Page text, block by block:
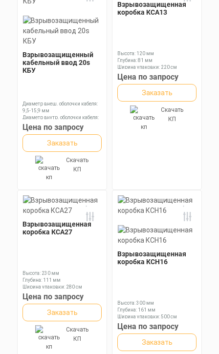
Взрывозащищенный
кабельный ввод 20s
КБУ
Диаметр внеш. оболочки кабеля:
9,5-15,9 мм
Диаметр внутр. оболочки кабеля:
6,1-11,7 мм
Длина: 84,3 мм
Цена по запросу
Заказать
Скачать
КП
Взрывозащищенная
коробка КСА13
Высота: 120 мм
Глубина: 81 мм
Ширина упаковки: 220 см
Цена по запросу
Заказать
Скачать
КП
Взрывозащищенная
коробка КСА27
Высота: 230 мм
Глубина: 111 мм
Ширина упаковки: 280 см
Цена по запросу
Заказать
Скачать
КП
Взрывозащищенная
коробка КСН16
Высота: 300 мм
Глубина: 161 мм
Ширина упаковки: 500 см
Цена по запросу
Заказать